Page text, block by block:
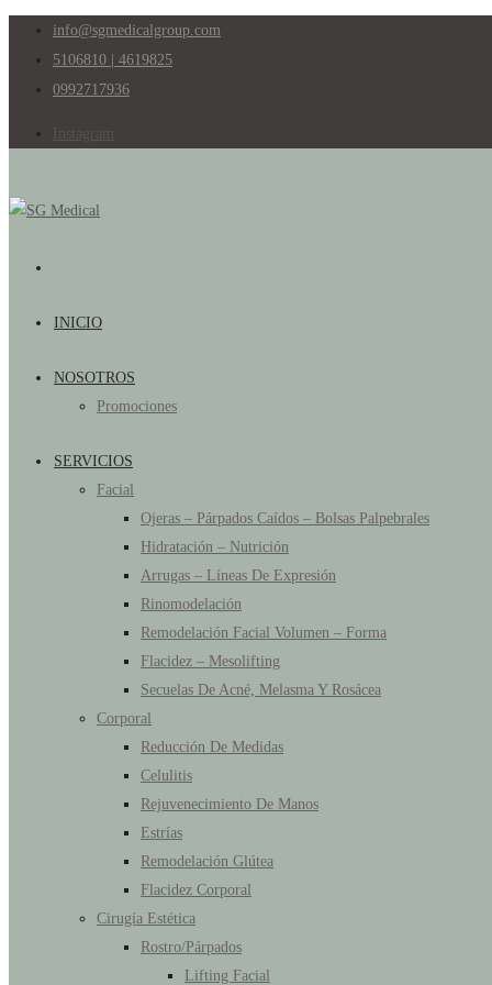
info@sgmedicalgroup.com
5106810 | 4619825
0992717936
INICIO
NOSOTROS
Promociones
SERVICIOS
Facial
Ojeras – Párpados Caídos – Bolsas Palpebrales
Hidratación – Nutrición
Arrugas – Líneas De Expresión
Rinomodelación
Remodelación Facial Volumen – Forma
Flacidez – Mesolifting
Secuelas De Acné, Melasma Y Rosácea
Corporal
Reducción De Medidas
Celulitis
Rejuvenecimiento De Manos
Estrías
Remodelación Glútea
Flacidez Corporal
Cirugía Estética
Rostro/Párpados
Lifting Facial